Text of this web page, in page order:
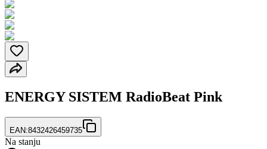
ENERGY SISTEM RadioBeat Pink
EAN:8432426459735
Na stanju